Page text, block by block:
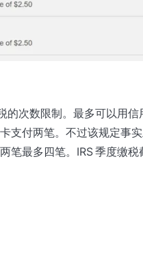
的次数限制。最多可以用
支付两笔。不过该规定事
最多四笔。IRS 季度缴税